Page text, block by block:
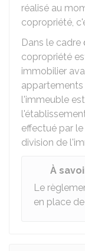
réalisé au
copropriété,
Dans le cadre
copropriété
immobilier
appartements
l'immeuble
effectué par
division de
À
Le
en place